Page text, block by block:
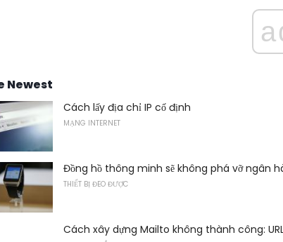
Newest
Cách lấy địa chỉ IP cố định
MẠNG INTERNET
Đồng hồ thông minh sẽ không phá vỡ ngân
THIẾT BỊ ĐEO ĐƯỢC
Cách xây dựng Mailto không thành công: